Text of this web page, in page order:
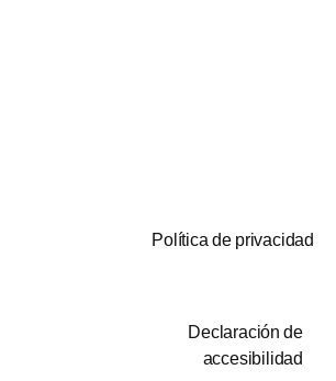
Política de privacidad
Declaración de
accesibilidad